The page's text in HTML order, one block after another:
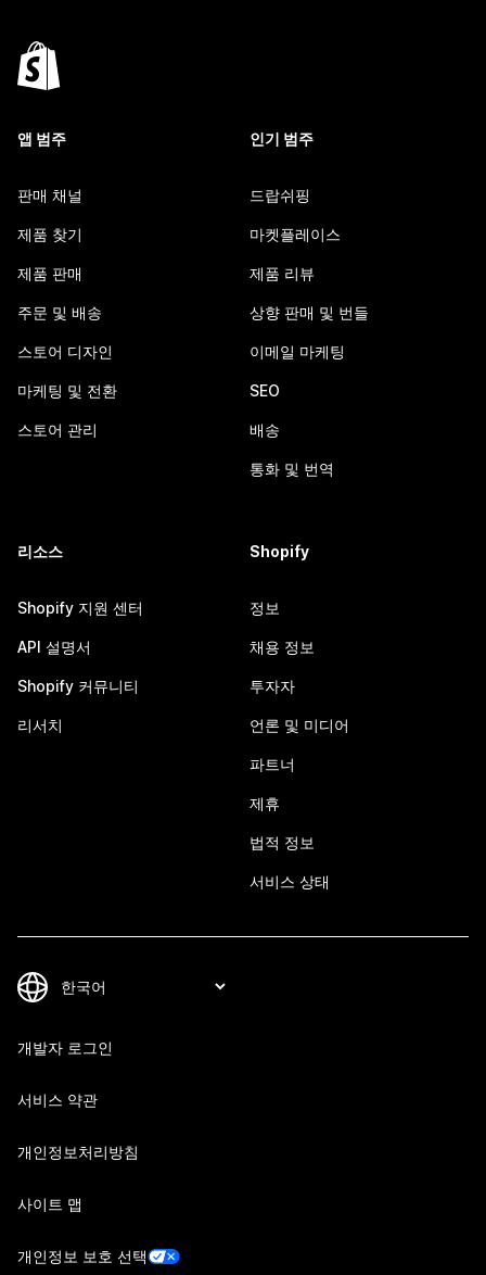
앱 범주
판매 채널
제품 찾기
제품 판매
주문 및 배송
스토어 디자인
마케팅 및 전환
스토어 관리
인기 범주
드랍쉬핑
마켓플레이스
제품 리뷰
상향 판매 및 번들
이메일 마케팅
SEO
배송
통화 및 번역
리소스
Shopify 지원 센터
API 설명서
Shopify 커뮤니티
리서치
Shopify
정보
채용 정보
투자자
언론 및 미디어
파트너
제휴
법적 정보
서비스 상태
개발자 로그인
서비스 약관
개인정보처리방침
사이트 맵
개인정보 보호 선택